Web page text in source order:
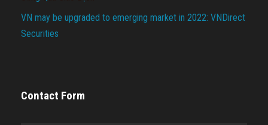
VN may be upgraded to emerging market in 2022: VNDirect
Securities
Contact Form